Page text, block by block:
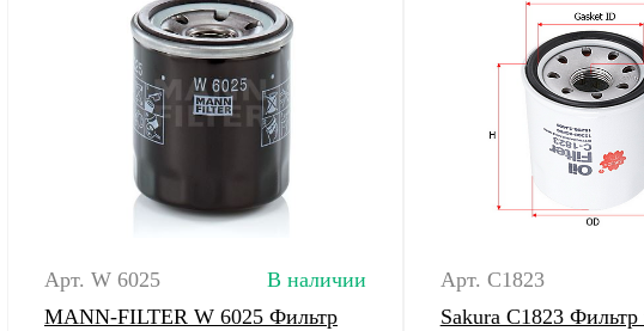
Арт. W 6025
В наличии
MANN-FILTER W 6025 Фильтр
Арт. C1823
Sakura C1823